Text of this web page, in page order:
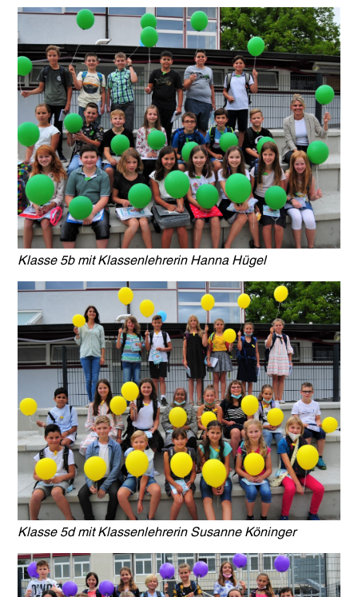
Klasse 5b mit Klassenlehrerin Hanna Hügel
Klasse 5d mit Klassenlehrerin Susanne Köninger